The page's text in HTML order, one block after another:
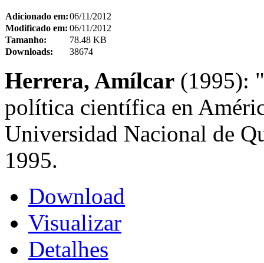
Adicionado em:06/11/2012
Modificado em: 06/11/2012
Tamanho:
78.48 KB
Downloads:
38674
Herrera, Amílcar (1995):
política científica en
Universidad Nacional de
1995.
Download
Visualizar
Detalhes